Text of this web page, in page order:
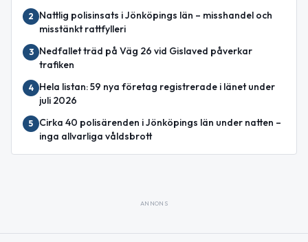
2
Nattlig polisinsats i Jönköpings län – misshandel och
misstänkt rattfylleri
3
Nedfallet träd på Väg 26 vid Gislaved påverkar
trafiken
4
Hela listan: 59 nya företag registrerade i länet under
juli 2026
5
Cirka 40 polisärenden i Jönköpings län under natten –
inga allvarliga våldsbrott
ANNONS